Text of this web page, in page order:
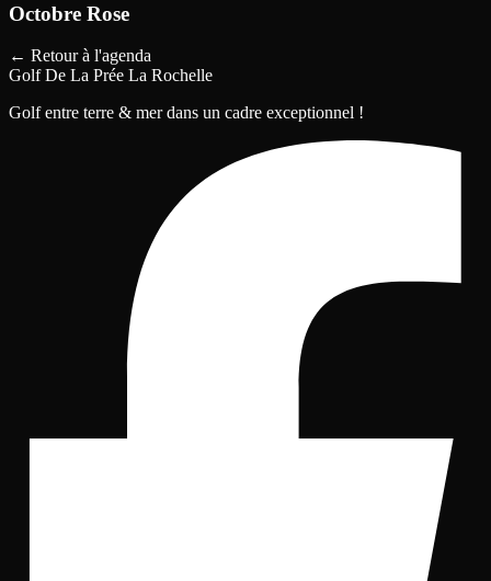
Octobre Rose
← Retour à l'agenda
Golf De La Prée La Rochelle
Golf entre terre & mer dans un cadre exceptionnel !